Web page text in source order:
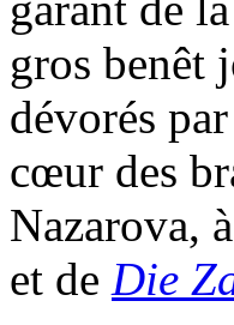
gros benêt
dévorés
cœur des
Nazarova,
et de Die